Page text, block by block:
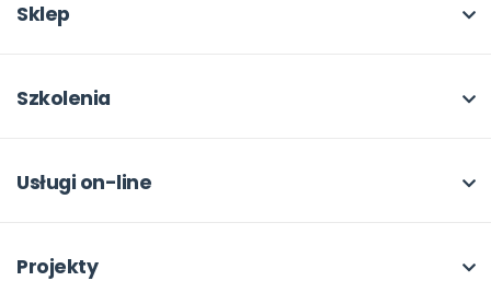
W numerze
Pomoce dydaktyczne
Dla autorów
Sklep
Moje zakupy
Odbiory i kontakt
Rabat dla przedszkoli
Szkolenia
Online
Dla rad pedagogicznych
Usługi on-line
Moja Płytoteka
Projekty